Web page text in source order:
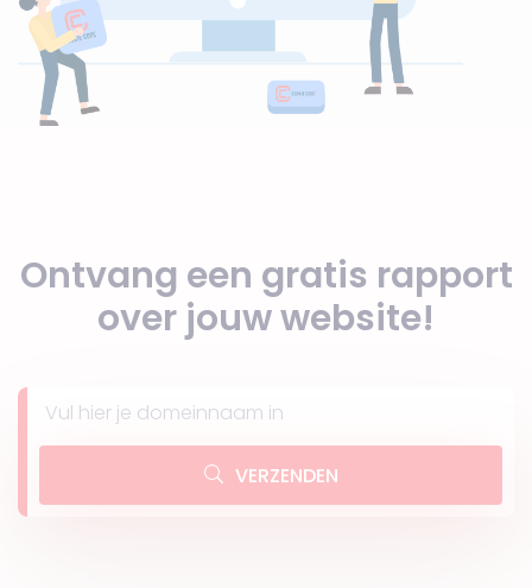
Ontvang een gratis rapport
over jouw website!
VERZENDEN